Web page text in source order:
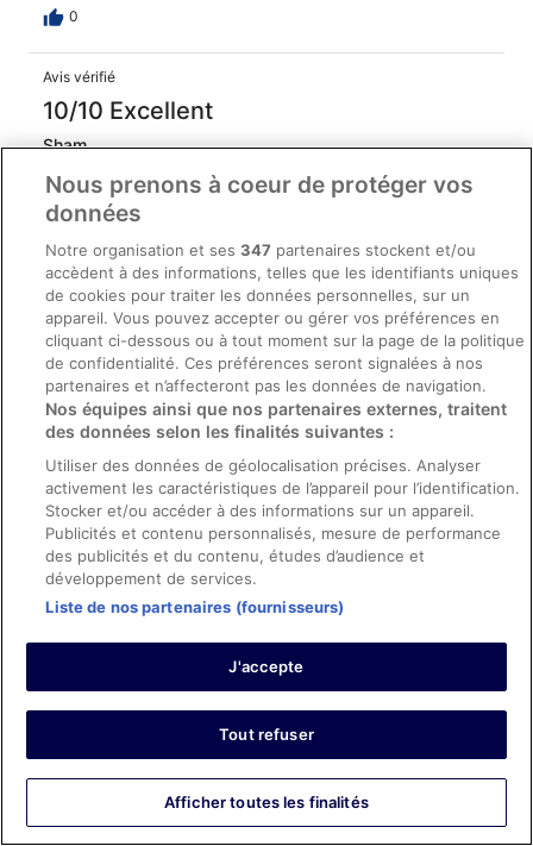
0
Avis vérifié
10/10 Excellent
Sham
Les points forts : Propreté, personnel et service, équipements
et infrastructures et conditions de l’hébergement
Traduire avec Google
Good room. Great location, nice breakfast
Séjour de 4 nuits en avril 2026
0
Avis vérifié
10/10 Excellent
Aswin
16 avr. 2026
Les points forts : Propreté, personnel et service, équipements
et infrastructures et conditions de l’hébergement
Traduire avec Google
Great room and customer service
10/10 Excellent
Nous prenons à coeur de protéger vos
données
Notre organisation et ses347 partenaires stockent et/ou
accèdent à des informations, telles que les identifiants uniques
de cookies pour traiter les données personnelles, sur un
appareil. Vous pouvez accepter ou gérer vos préférences en
cliquant ci-dessous ou à tout moment sur la page de la politique
de confidentialité. Ces préférences seront signalées à nos
partenaires et n’affecteront pas les données de navigation.
Nos équipes ainsi que nos partenaires externes, traitent
des données selon les finalités suivantes :
Utiliser des données de géolocalisation précises. Analyser
activement les caractéristiques de l’appareil pour l’identification.
Stocker et/ou accéder à des informations sur un appareil.
Publicités et contenu personnalisés, mesure de performance
des publicités et du contenu, études d’audience et
développement de services.
Liste de nos partenaires (fournisseurs)
J'accepte
Tout refuser
Afficher toutes les finalités